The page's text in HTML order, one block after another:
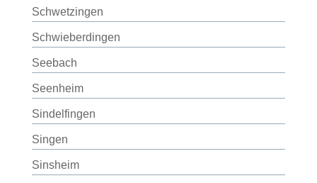
Schwetzingen
Schwieberdingen
Seebach
Seenheim
Sindelfingen
Singen
Sinsheim